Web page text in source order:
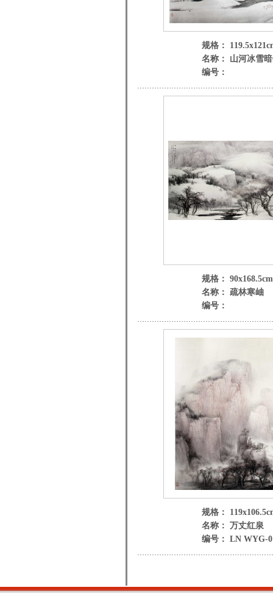
规格：
名称： 山河冰雪
编号：
规格： 90x168.5cm
名称： 疏林寒岫
编号：
规格：
名称： 万丈红泉
编号： LN WYG-